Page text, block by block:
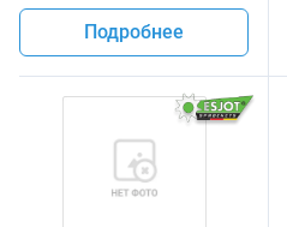
Подробнее